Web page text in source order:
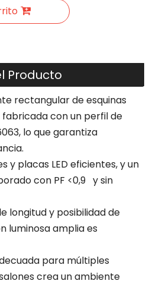
Producto
rectangular de esquinas
con un perfil de
lo que garantiza
y placas LED eficientes, y un
con PF <0,9 y sin
longitud y posibilidad de
luminosa amplia es
para múltiples
crea un ambiente